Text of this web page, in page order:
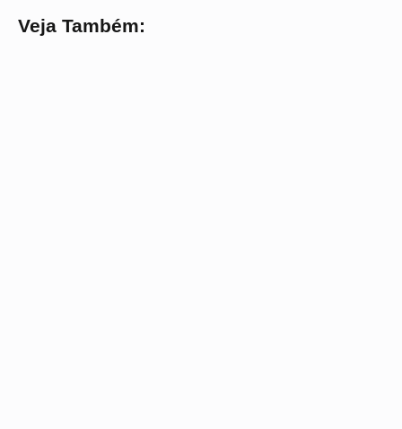
Veja Também: